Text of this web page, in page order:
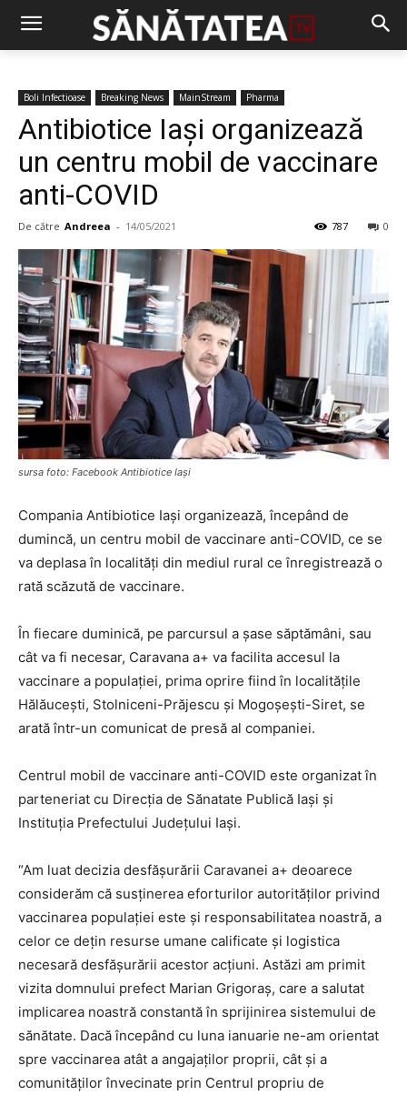
Boli Infectioase Breaking News MainStream Pharma
Antibiotice Iași organizează
un centru mobil de vaccinare
anti-COVID
De către Andreea - 14/05/2021 0
787
sursa foto: Facebook Antibiotice Iași
Compania Antibiotice Iași organizează, începând de
dumincă, un centru mobil de vaccinare anti-COVID, ce se
va deplasa în localități din mediul rural ce înregistrează o
rată scăzută de vaccinare.
În fiecare duminică, pe parcursul a șase săptămâni, sau
cât va fi necesar, Caravana a+ va facilita accesul la
vaccinare a populației, prima oprire fiind în localitățile
Hălăucești, Stolniceni-Prăjescu și Mogoșești-Siret, se
arată într-un comunicat de presă al companiei.
Centrul mobil de vaccinare anti-COVID este organizat în
parteneriat cu Direcția de Sănatate Publică Iași și
Instituția Prefectului Județului Iași.
“Am luat decizia desfășurării Caravanei a+ deoarece
considerăm că susținerea eforturilor autorităților privind
vaccinarea populației este și responsabilitatea noastră, a
celor ce dețin resurse umane calificate și logistica
necesară desfășurării acestor acțiuni. Astăzi am primit
vizita domnului prefect Marian Grigoraș, care a salutat
implicarea noastră constantă în sprijinirea sistemului de
sănătate. Dacă începând cu luna ianuarie ne-am orientat
spre vaccinarea atât a angajaților proprii, cât și a
comunităților învecinate prin Centrul propriu de